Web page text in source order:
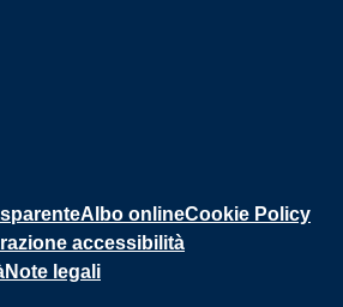
Albo onlineCookie Policy
accessibilità
Note legali